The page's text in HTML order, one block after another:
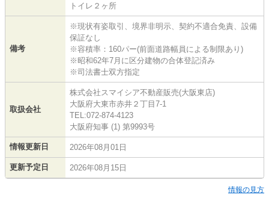
トイレ２ヶ所
備考
※現状有姿取引、境界非明示、契約不適合免責、設備
保証なし
※容積率：160パー(前面道路幅員による制限あり)
※昭和62年7月に区分建物の合体登記済み
※司法書士双方指定
取扱会社
株式会社スマイシア不動産販売(大阪東店)
大阪府大東市赤井２丁目7-1
TEL:072-874-4123
大阪府知事 (1) 第9993号
情報更新日 2026年08月01日
更新予定日 2026年08月15日
情報の見方